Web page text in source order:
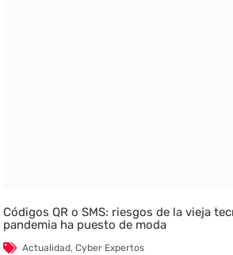
Códigos QR o SMS: riesgos de la vieja
pandemia ha puesto de moda
Actualidad,Cyber Expertos